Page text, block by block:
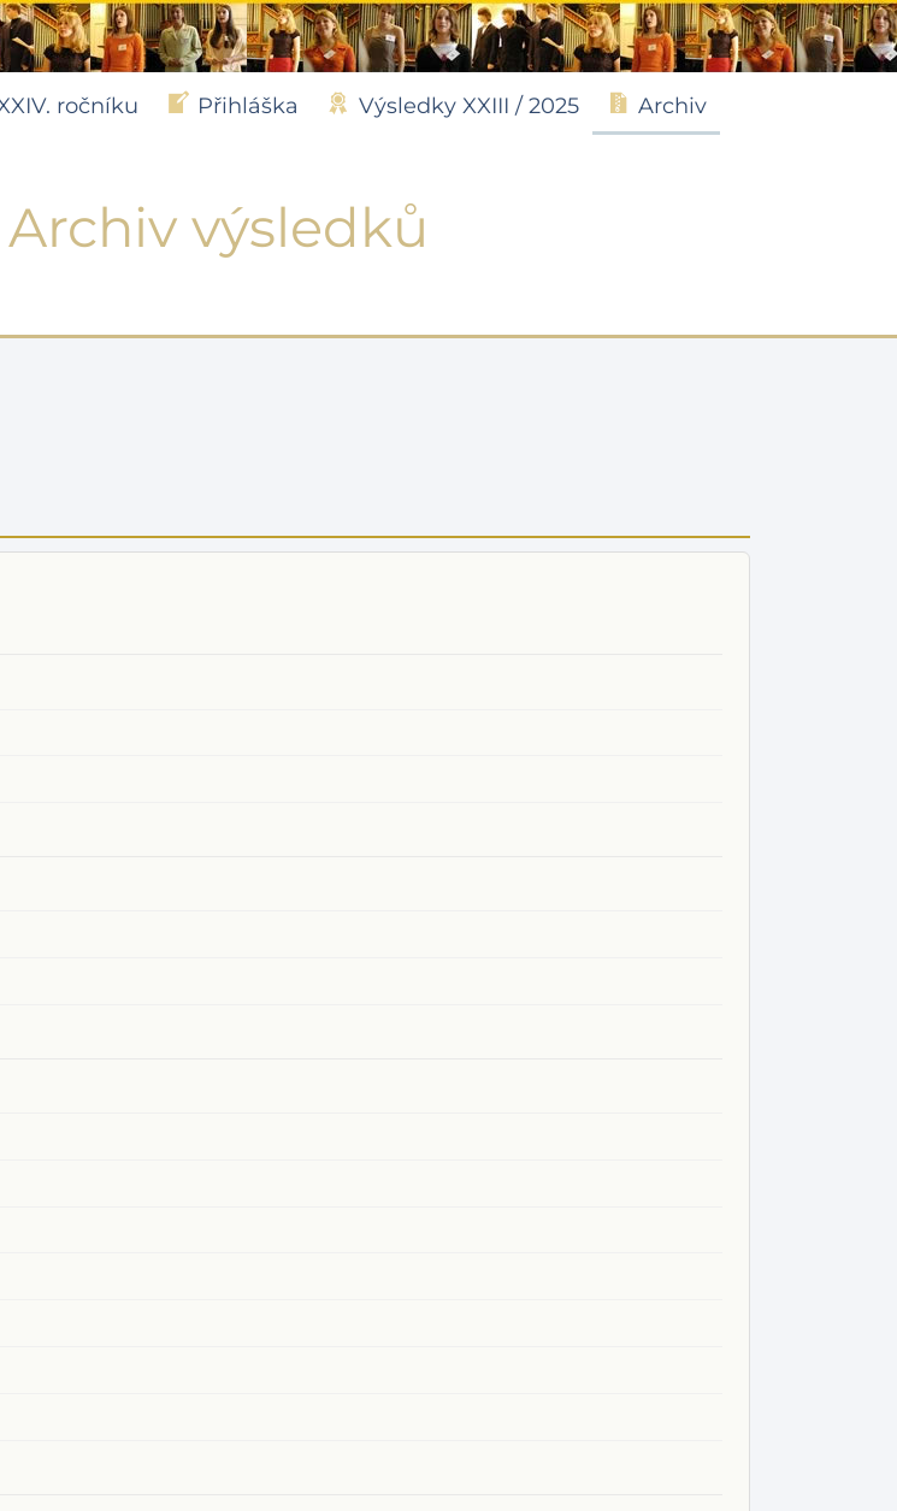
ročníku Přihláška Výsledky XXIII / 2025 Archiv
Archiv výsledků